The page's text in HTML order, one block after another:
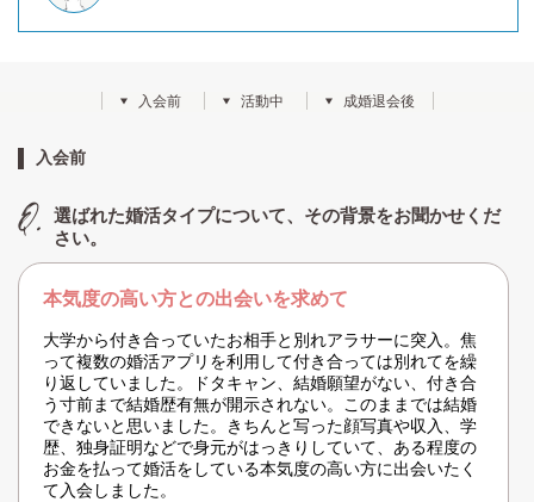
入会前 活動中 成婚退会後
入会前
選ばれた婚活タイプについて、その背景をお聞かせくだ
さい。
本気度の高い方との出会いを求めて
大学から付き合っていたお相手と別れアラサーに突入。焦
って複数の婚活アプリを利用して付き合っては別れてを繰
り返していました。ドタキャン、結婚願望がない、付き合
う寸前まで結婚歴有無が開示されない。このままでは結婚
できないと思いました。きちんと写った顔写真や収入、学
歴、独身証明などで身元がはっきりしていて、ある程度の
お金を払って婚活をしている本気度の高い方に出会いたく
て入会しました。